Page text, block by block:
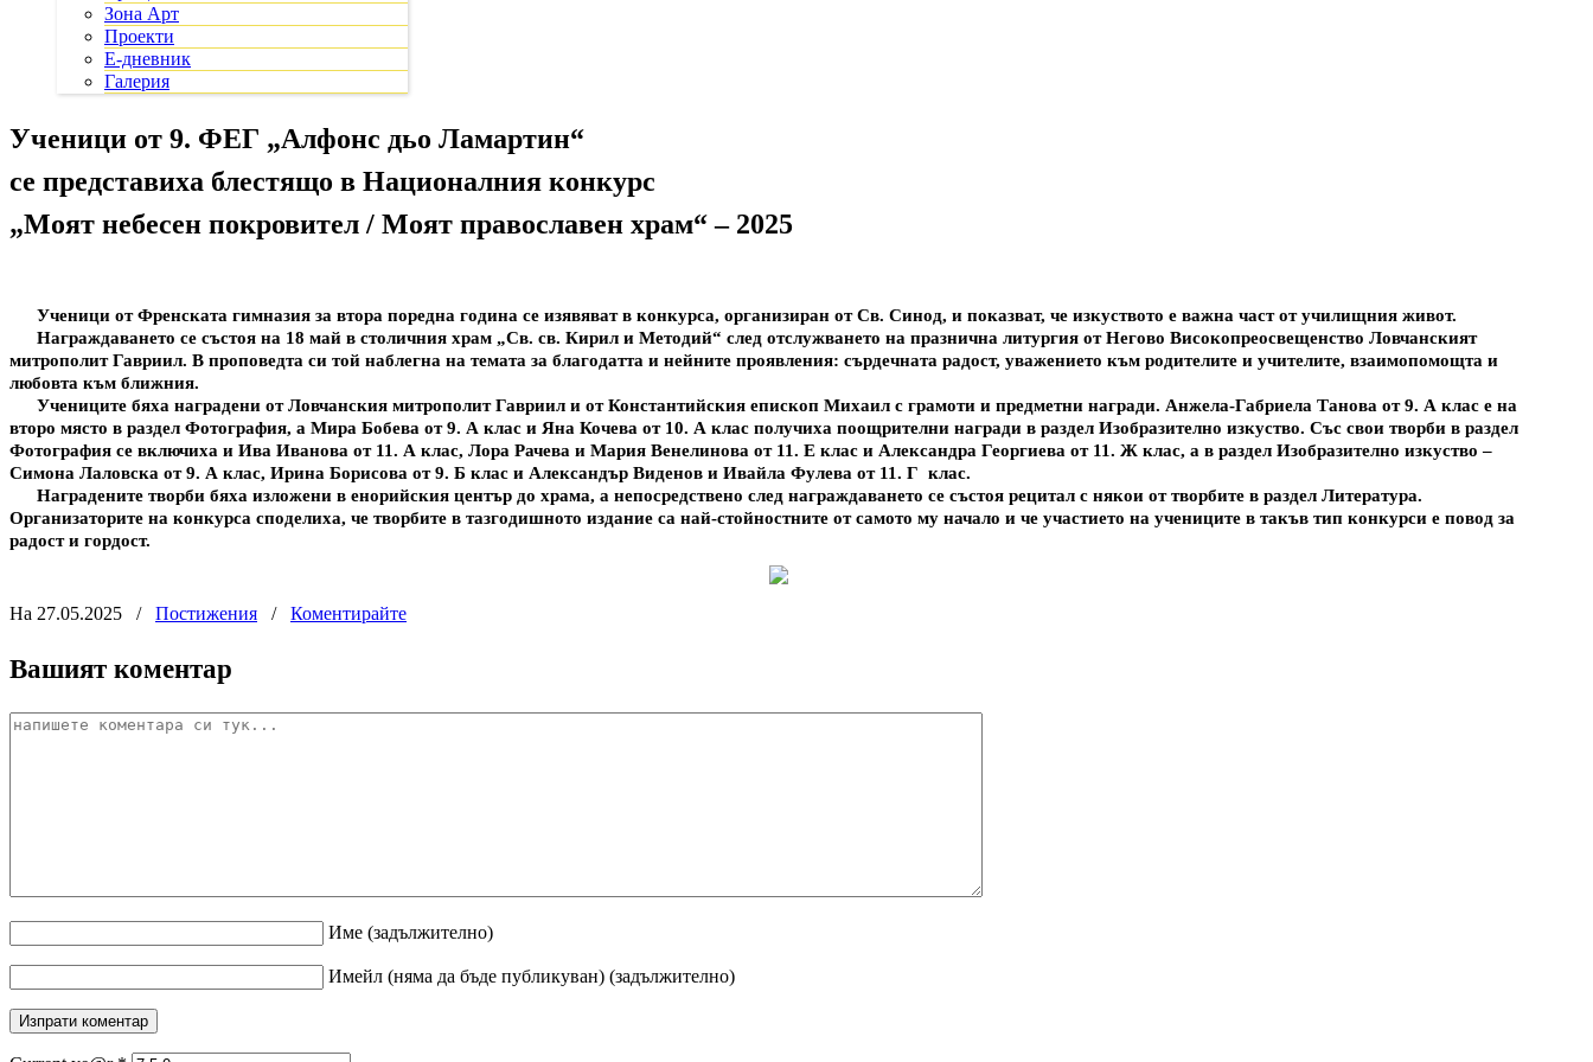
Зона Арт
Проекти
Е-дневник
Галерия
Ученици от 9. ФЕГ „Алфонс дьо Ламартин“
се представиха блестящо в Националния конкурс
„Моят небесен покровител / Моят православен храм“ – 2025
Ученици от Френската гимназия за втора поредна година се изявяват в конкурса, организиран от Св. Синод, и показват, че изкуството е важна част от училищния живот.
Награждаването се състоя на 18 май в столичния храм „Св. св. Кирил и Методий“ след отслужването на празнична литургия от Негово Високопреосвещенство Ловчанският
митрополит Гавриил. В проповедта си той наблегна на темата за благодатта и нейните проявления: сърдечната радост, уважението към родителите и учителите, взаимопомощта и
любовта към ближния.
Учениците бяха наградени от Ловчанския митрополит Гавриил и от Константийския епископ Михаил с грамоти и предметни награди. Анжела-Габриела Танова от 9. А клас е на
второ място в раздел Фотография, а Мира Бобева от 9. А клас и Яна Кочева от 10. А клас получиха поощрителни награди в раздел Изобразително изкуство. Със свои творби в раздел
Фотография се включиха и Ива Иванова от 11. А клас, Лора Рачева и Мария Венелинова от 11. Е клас и Александра Георгиева от 11. Ж клас, а в раздел Изобразително изкуство –
Симона Лаловска от 9. А клас, Ирина Борисова от 9. Б клас и Александър Виденов и Ивайла Фулева от 11. Г клас.
Наградените творби бяха изложени в енорийския център до храма, а непосредствено след награждаването се състоя рецитал с някои от творбите в раздел Литература.
Организаторите на конкурса споделиха, че творбите в тазгодишното издание са най-стойностните от самото му начало и че участието на учениците в такъв тип конкурси е повод за
радост и гордост.
На 27.05.2025 / Постижения / Коментирайте
Вашият коментар
Име (задължително)
Имейл (няма да бъде публикуван) (задължително)